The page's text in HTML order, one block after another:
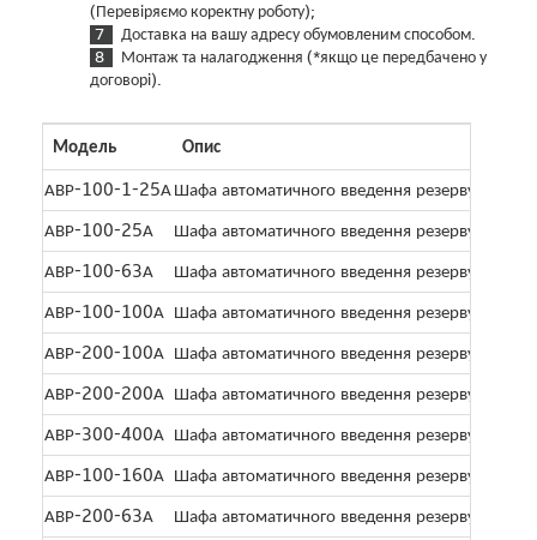
(Перевіряємо коректну роботу);
Доставка на вашу адресу обумовленим способом.
Монтаж та налагодження (*якщо це передбачено у
договорі).
Модель
Опис
АВР-100-1-25АШафа автоматичного введення резерву,
АВР-100-25А
Шафа автоматичного введення резерву,
АВР-100-63А
Шафа автоматичного введення резерву,
АВР-100-100А Шафа автоматичного введення резерву,
АВР-200-100А Шафа автоматичного введення резерву,
АВР-200-200А Шафа автоматичного введення резерву,
АВР-300-400А Шафа автоматичного введення резерву,
АВР-100-160А Шафа автоматичного введення резерву,
АВР-200-63А
Шафа автоматичного введення резерву,